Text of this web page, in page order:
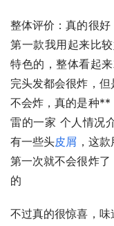
整体评价：真的很
第一款我用起来比
特色的，整体看起
完头发都会很炸，
不会炸，真的是种**
雷的一家 个人情况
有一些头皮屑 ，这
第一次就不会很炸
的
不过真的很惊喜，